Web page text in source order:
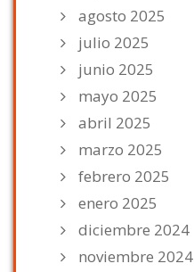
agosto 2025
julio 2025
junio 2025
mayo 2025
abril 2025
marzo 2025
febrero 2025
enero 2025
diciembre 2024
noviembre 2024